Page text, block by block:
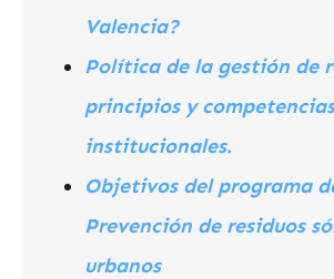
Valencia?
Política de la gestión de
principios y competencias
institucionales.
Objetivos del programa
Prevención de residuos
urbanos